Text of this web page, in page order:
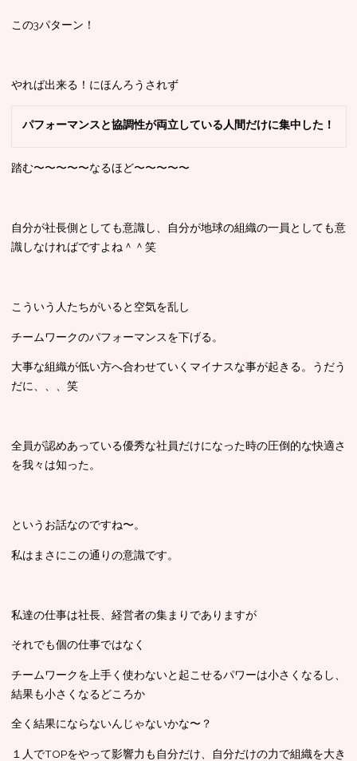
この3パターン！
やれば出来る！にほんろうされず
パフォーマンスと協調性が両立している人間だけに集中した！
踏む〜〜〜〜〜なるほど〜〜〜〜〜
自分が社長側としても意識し、自分が地球の組織の一員としても意
識しなければですよね＾＾笑
こういう人たちがいると空気を乱し
チームワークのパフォーマンスを下げる。
大事な組織が低い方へ合わせていくマイナスな事が起きる。うだう
だに、、、笑
全員が認めあっている優秀な社員だけになった時の圧倒的な快適さ
を我々は知った。
というお話なのですね〜。
私はまさにこの通りの意識です。
私達の仕事は社長、経営者の集まりでありますが
それでも個の仕事ではなく
チームワークを上手く使わないと起こせるパワーは小さくなるし、
結果も小さくなるどころか
全く結果にならないんじゃないかな〜？
１人でTOPをやって影響力も自分だけ、自分だけの力で組織を大き